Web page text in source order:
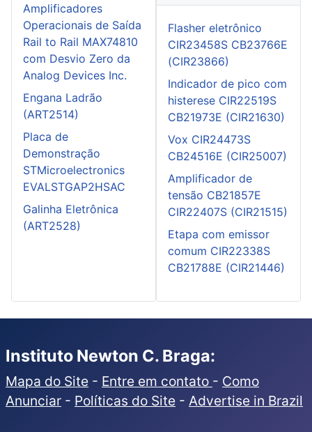
Amplificadores
Operacionais de Saída
Rail to Rail MAX74810
com Desvio Zero da
Analog Devices Inc.
Engana Ladrão
(ART2514)
Placa de
Demonstração
STMicroelectronics
EVALSTGAP2HSAC
Galinha Eletrônica
(ART2528)
Flasher eletrônico
CIR23458S CB23766E
(CIR23866)
Indicador de pico com
histerese CIR22519S
CB21973E (CIR21630)
Vox CIR24473S
CB24516E (CIR25007)
Amplificador de
tensão CB21857E
CIR22407S (CIR21515)
Etapa com emissor
comum CIR22338S
CB21788E (CIR21446)
Instituto Newton C. Braga:
Mapa do Site - Entre em contato - Como
Anunciar - Políticas do Site - Advertise in Brazil